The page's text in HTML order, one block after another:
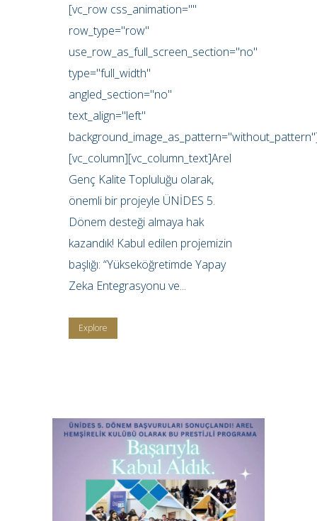
[vc_row css_animation=""
row_type="row"
use_row_as_full_screen_section="no"
type="full_width"
angled_section="no"
text_align="left"
[vc_column][vc_column_text]Arel
Genç Kalite Topluluğu olarak,
önemli bir projeyle ÜNİDES 5.
Dönem desteği almaya hak
kazandık! Kabul edilen projemizin
başlığı: “Yükseköğretimde Yapay
Zeka Entegrasyonu ve...
Explore